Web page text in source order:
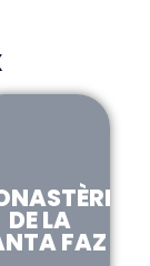
DE LA
FAZ